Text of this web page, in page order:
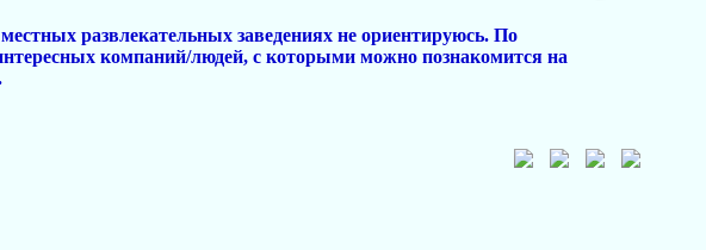
развлекательных заведениях не ориентируюсь. По
компаний/людей, с которыми можно познакомится на